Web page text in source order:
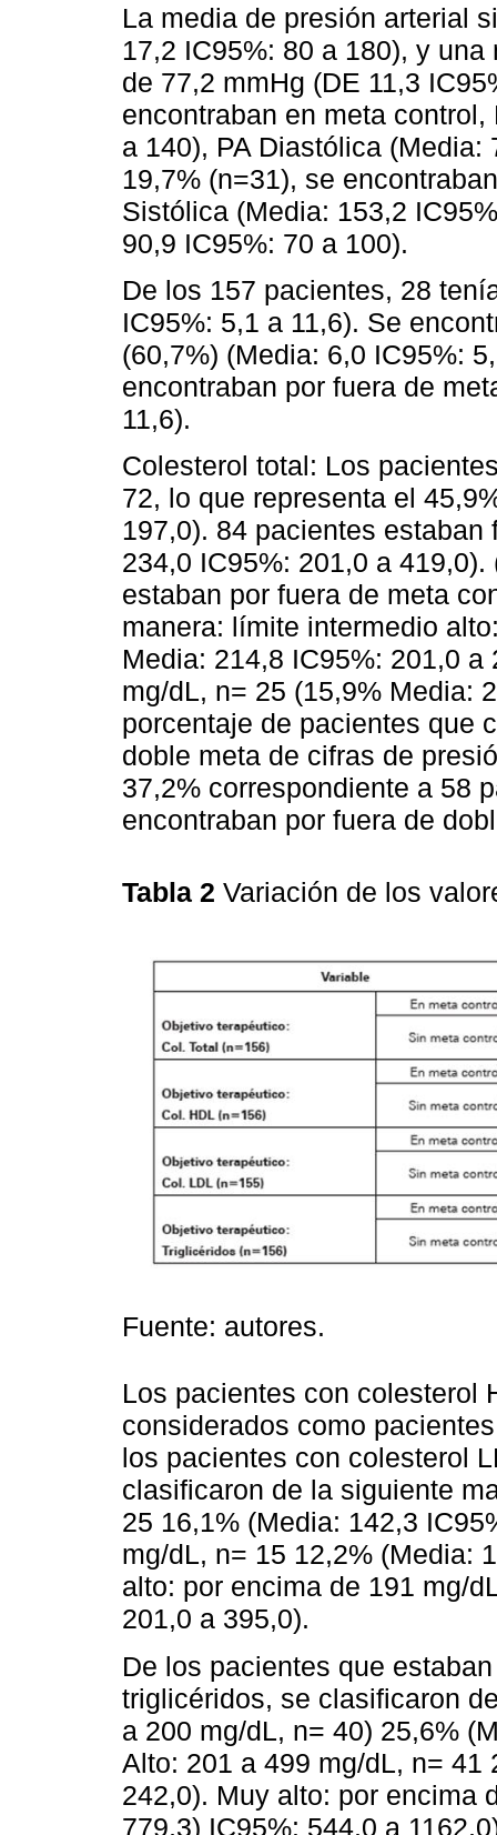
La media de presión arterial
17,2 IC95%: 80 a 180), y
de 77,2 mmHg (DE 11,3
encontraban en meta
a 140), PA Diastólica
19,7% (n=31), se
Sistólica (Media: 153,2
90,9 IC95%: 70 a 100).
De los 157 pacientes, 28
IC95%: 5,1 a 11,6). Se
(60,7%) (Media: 6,0 IC95%:
encontraban por fuera de
11,6).
Colesterol total: Los
72, lo que representa el
197,0). 84 pacientes
234,0 IC95%: 201,0 a
estaban por fuera de meta
manera: límite intermedio
Media: 214,8 IC95%: 201,0
mg/dL, n= 25 (15,9% Media:
porcentaje de pacientes que
doble meta de cifras de
37,2% correspondiente a 58
encontraban por fuera de
Tabla 2 Variación de los
Fuente: autores.
Los pacientes con colesterol
considerados como
los pacientes con colesterol
clasificaron de la siguiente
25 16,1% (Media: 142,3
mg/dL, n= 15 12,2% (Media:
alto: por encima de 191 mg/
201,0 a 395,0).
De los pacientes que
triglicéridos, se clasificaron
a 200 mg/dL, n= 40) 25,6%
Alto: 201 a 499 mg/dL, n= 41
242,0). Muy alto: por encima
779,3) IC95%: 544,0 a